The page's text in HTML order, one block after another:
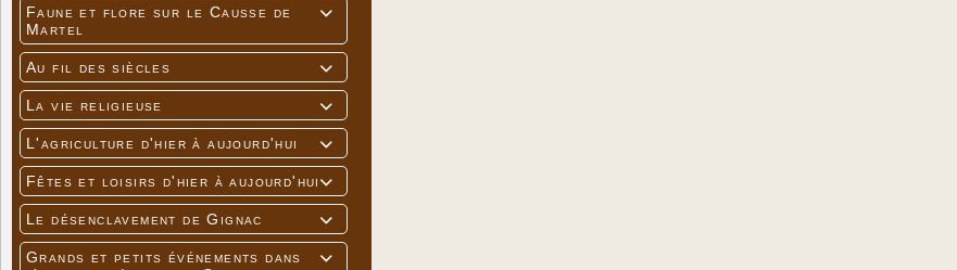

Faune et flore sur le Causse de
Martel

Au fil des siècles

La vie religieuse

L'agriculture d'hier à aujourd'hui

Fêtes et loisirs d'hier à aujourd'hui

Le désenclavement de Gignac

Grands et petits événements dans